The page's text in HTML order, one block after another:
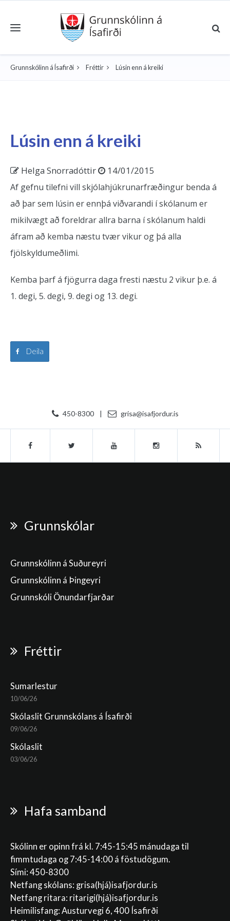
Toggle navigation
Grunnskólinn á Ísafirði Fréttir Lúsin enn á kreiki
Lúsin enn á kreiki
Helga Snorradóttir 14/01/2015
Af gefnu tilefni vill skjólahjúkrunarfræðingur benda á
að þar sem lúsin er ennþá viðvarandi í skólanum er
mikilvægt að foreldrar allra barna í skólanum haldi
áfram að kemba næstu tvær vikur og þá alla
fjölskyldumeðlimi.
Kemba þarf á fjögurra daga fresti næstu 2 vikur þ.e. á
1. degi, 5. degi, 9. degi og 13. degi.
Deila
450-8300 | grisa@isafjordur.is
Grunnskólar
Grunnskólinn á Suðureyri
Grunnskólinn á Þingeyri
Grunnskóli Önundarfjarðar
Fréttir
Sumarlestur
10/06/26
Skólaslit Grunnskólans á Ísafirði
09/06/26
Skólaslit
03/06/26
Hafa samband
Skólinn er opinn frá kl. 7:45-15:45 mánudaga til
fimmtudaga og 7:45-14:00 á föstudögum.
Sími: 450-8300
Netfang skólans: grisa(hjá)isafjordur.is
Netfang ritara: ritarigi(hjá)isafjordur.is
Heimilisfang: Austurvegi 6, 400 Ísafirði